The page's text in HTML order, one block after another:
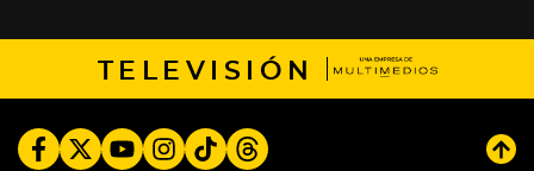
TELEVISIÓN
FacebookTwitterYoutubeInstagram
TikTokThreads